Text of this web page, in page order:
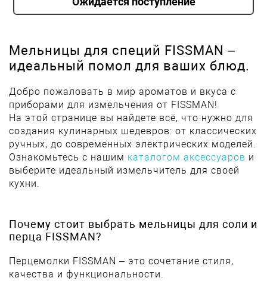
Мельницы для специй FISSMAN –
идеальный помол для ваших блюд.
Добро пожаловать в мир ароматов и вкуса с
приборами для измельчения от FISSMAN!
На этой странице вы найдете всё, что нужно для
создания кулинарных шедевров: от классических
ручных, до современных электрических моделей.
Ознакомьтесь с нашим каталогом аксессуаров и
выберите идеальный измельчитель для своей
кухни.
Почему стоит выбрать мельницы для соли и
перца FISSMAN?
Перцемолки FISSMAN – это сочетание стиля,
качества и функциональности.